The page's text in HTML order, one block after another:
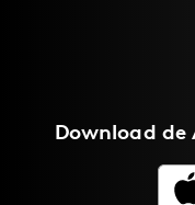
Download de